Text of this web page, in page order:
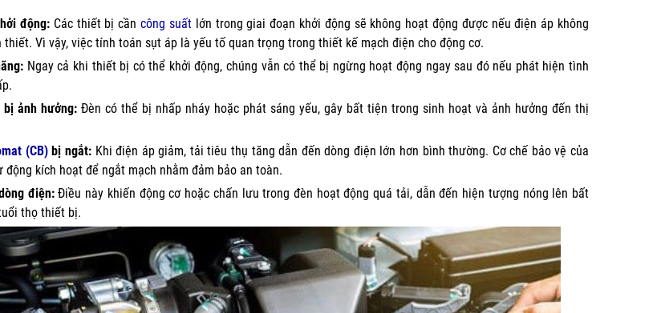
động: Các thiết bị cầncông suấtlớn trong giai đoạn khởi động sẽ không hoạt động được nếu điện áp không
Vì vậy, việc tính toán sụt áp là yếu tố quan trọng trong thiết kế mạch điện cho động cơ.
Ngay cả khi thiết bị có thể khởi động, chúng vẫn có thể bị ngừng hoạt động ngay sau đó nếu phát hiện tình
bị ảnh hưởng: Đèn có thể bị nhấp nháy hoặc phát sáng yếu, gây bất tiện trong sinh hoạt và ảnh hưởng đến thị
(CB)bị ngắt: Khi điện áp giảm, tải tiêu thụ tăng dẫn đến dòng điện lớn hơn bình thường. Cơ chế bảo vệ của
động kích hoạt để ngắt mạch nhằm đảm bảo an toàn.
điện:Điều này khiến động cơ hoặc chấn lưu trong đèn hoạt động quá tải, dẫn đến hiện tượng nóng lên bất
thọ thiết bị.